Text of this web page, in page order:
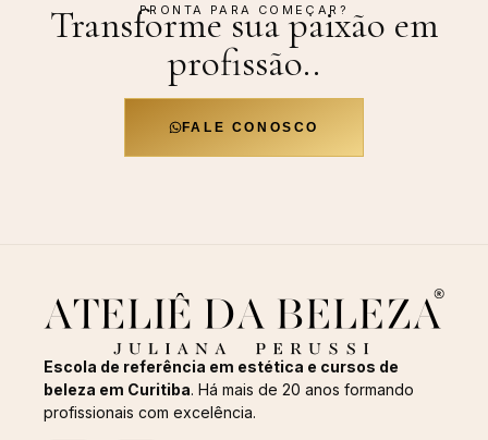
PRONTA PARA COMEÇAR?
Transforme sua paixão em
profissão..
FALE CONOSCO
Escola de referência em estética e cursos de
beleza em Curitiba. Há mais de 20 anos formando
profissionais com excelência.